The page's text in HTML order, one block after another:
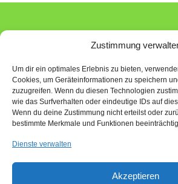
Zustimmung
Um dir ein optimales Erlebnis zu bieten,
Cookies, um Geräteinformationen zu speichern
zuzugreifen. Wenn du diesen Technologien
wie das Surfverhalten oder eindeutige IDs auf
Wenn du deine Zustimmung nicht erteilst oder
bestimmte Merkmale und Funktionen
Dienste verwalten
Akzeptieren
© 2026 ALPA Industrievertretungen GmbH - WordPress